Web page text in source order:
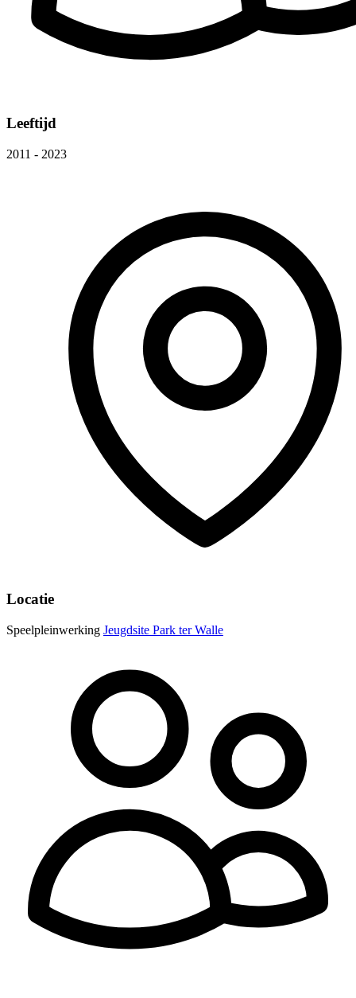
Leeftijd
2011 - 2023
Locatie
Speelpleinwerking Jeugdsite Park ter Walle